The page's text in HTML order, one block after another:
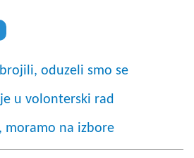
oduzeli smo se
u volonterski rad
moramo na izbore